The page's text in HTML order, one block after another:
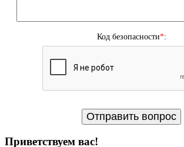
Код безопасности*:
Приветствуем вас!